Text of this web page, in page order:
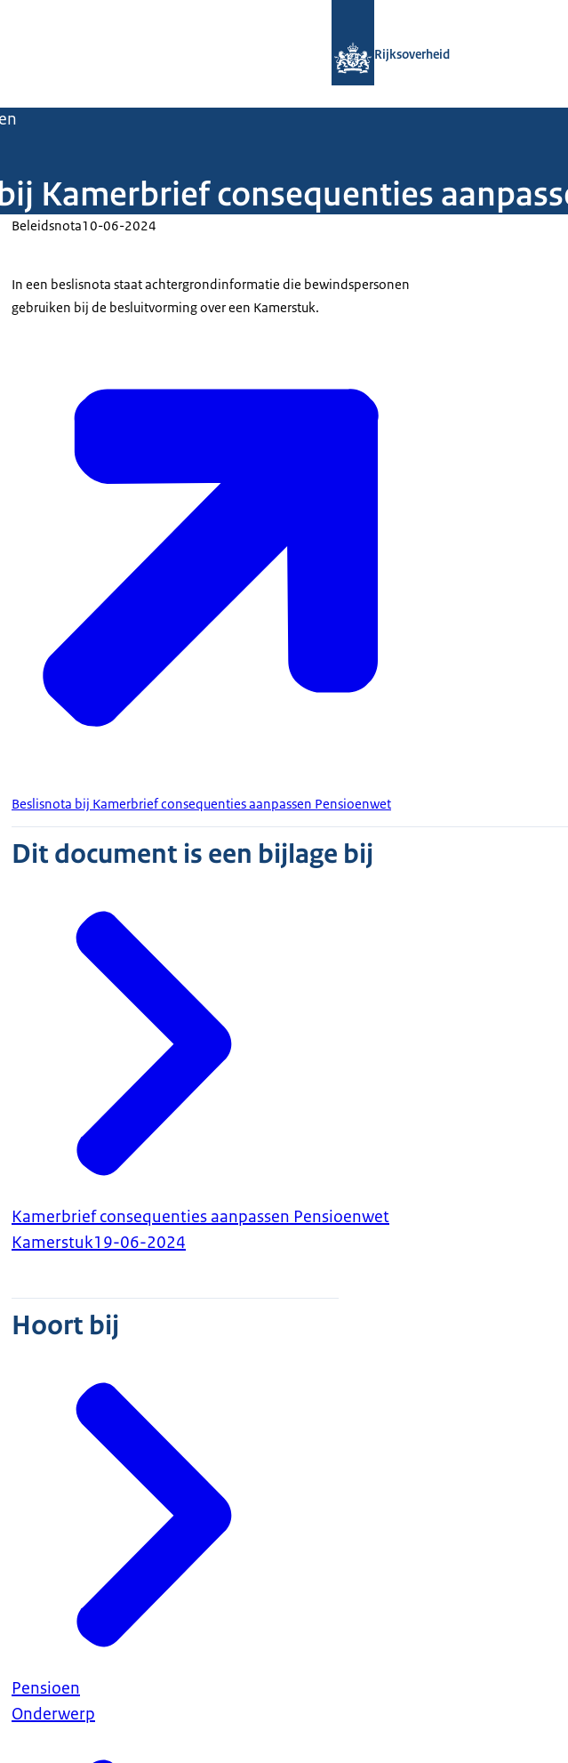
Rijksoverheid
Kamerbrief consequenties
Beleidsnota10-06-2024
In een beslisnota staat achtergrondinformatie die bewindspersonen
gebruiken bij de besluitvorming over een Kamerstuk.
Beslisnota bij Kamerbrief consequenties aanpassen Pensioenwet
Dit document is een bijlage bij
Kamerbrief consequenties aanpassen Pensioenwet
Kamerstuk19-06-2024
Hoort bij
Pensioen
Onderwerp